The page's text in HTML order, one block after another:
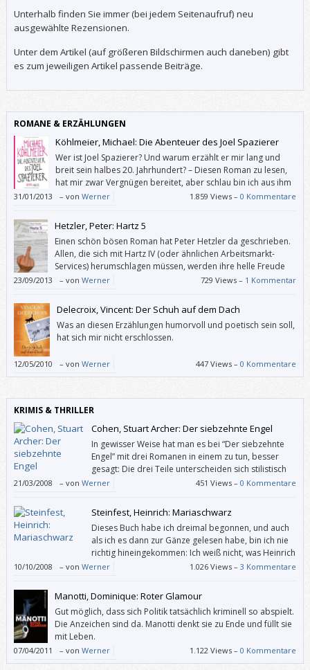
Unterhalb finden Sie immer (bei jedem Seitenaufruf) neu
ausgewählte Rezensionen.
Unter dem Artikel (auf größeren Bildschirmen auch daneben) gibt
es zum jeweiligen Artikel passende Beiträge.
ROMANE & ERZÄHLUNGEN
Köhlmeier, Michael: Die Abenteuer des Joel Spazierer
Wer ist Joel Spazierer? Und warum erzählt er mir lang und
breit sein halbes 20. Jahrhundert? – Diesen Roman zu lesen,
hat mir zwar Vergnügen bereitet, aber schlau bin ich aus ihm
nicht geworden.
31/01/2013 – von Werner 1.859 Views –0 Kommentare
Hetzler, Peter: Hartz 5
Einen schön bösen Roman hat Peter Hetzler da geschrieben.
Allen, die sich mit Hartz IV (oder ähnlichen Arbeitsmarkt-
Services) herumschlagen müssen, werden ihre helle Freude
daran haben. Und alle, die mit Behörden zu tun haben, auch.
23/09/2013 – von Werner 729 Views – 1 Kommentar
Delecroix, Vincent: Der Schuh auf dem Dach
Was an diesen Erzählungen humorvoll und poetisch sein soll,
hat sich mir nicht erschlossen.
12/05/2010 – von Werner 447 Views –0 Kommentare
KRIMIS & THRILLER
Cohen, Stuart Archer: Der siebzehnte Engel
In gewisser Weise hat man es bei “Der siebzehnte
Engel” mit drei Romanen in einem zu tun, besser
gesagt: Die drei Teile unterscheiden sich stilistisch
sehr stark, wiewohl sie dieselbe Handlung
weitertreiben.
21/03/2008 – von Werner 451 Views –0 Kommentare
Steinfest, Heinrich: Mariaschwarz
Dieses Buch habe ich dreimal begonnen, und auch
als ich es dann zur Gänze gelesen habe, bin ich nie
richtig hineingekommen: Ich weiß nicht, was Heinrich
Steinfest damit wollte.
10/10/2008 – von Werner 1.026 Views –3 Kommentare
Manotti, Dominique: Roter Glamour
Gut möglich, dass sich Politik tatsächlich kriminell so abspielt.
Die Anzeichen sind da. Manotti denkt sie zu Ende und füllt sie
mit Leben.
07/04/2011 – von Werner 1.122 Views –0 Kommentare